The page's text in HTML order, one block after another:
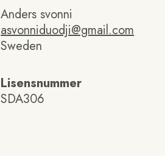
Anders svonni
asvonniduodji@gmail.com
Sweden
Lisensnummer
SDA306